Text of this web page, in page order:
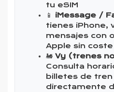
tu eSIM
📱 iMessage /
tienes iPhone,
mensajes con
Apple sin
🚂 Vy (trenes
Consulta
billetes de tren
directamente